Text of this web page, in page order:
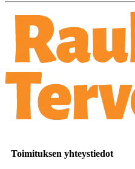
Toimituksen yhteystiedot